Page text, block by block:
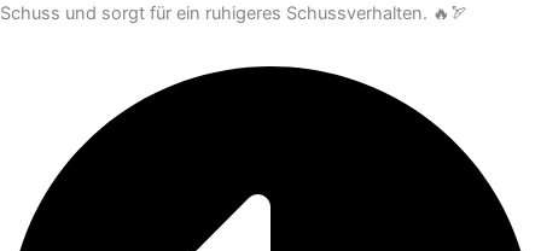
Schuss und sorgt für ein ruhigeres Schussverhalten. 🔥🏹